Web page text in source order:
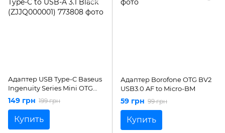
Адаптер USB Type-C Baseus
Ingenuity Series Mini OTG
Adaptor Type-C to USB-A 3.1
Black (ZJJQ000001)
149 грн 199 грн
Купить
Адаптер Borofone OTG BV2
USB3.0 AF to Micro-BM
59 грн 99 грн
Купить